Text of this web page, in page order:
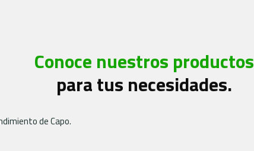
Conoce nuestros productos
para tus necesidades.
de Capo.